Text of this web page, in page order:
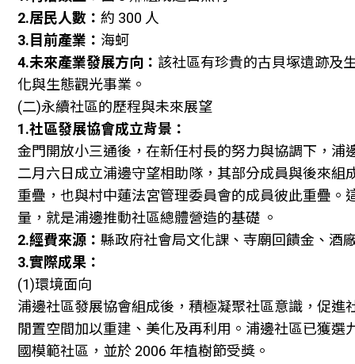
2.居民人數： 約 300 人
3.目前產業： 海蚵
4.未來產業發展方向： 該社區有珍貴的古貝塚遺跡及
化與生態觀光事業。
(二)永續社區的歷程與未來展望
1.社區發展協會成立背景：
金門開放小三通後，在新任村長的努力與協調下，浦
二月六日成立浦邊守望相助隊，其部分成員與後來組
重疊，也與村中蓮法宮管理委員會的成員彼此重疊。
量，就是浦邊推動社區總體營造的基礎 。
2.經費來源： 縣政府社會局文化課、寺廟回饋金、酒
3.實際成果：
(1)環境面向
浦邊社區發展協會組成後，積極凝聚社區意識，促進
閒置空間加以重建、美化及再利用。浦邊社區已獲選
國模範社區，並於 2006 年植樹節受獎。